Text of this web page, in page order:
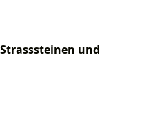
und